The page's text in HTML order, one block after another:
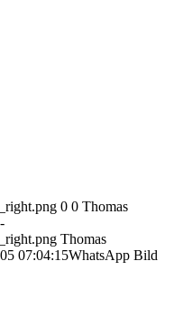
0 0 Thomas
Thomas
07:04:15WhatsApp Bild